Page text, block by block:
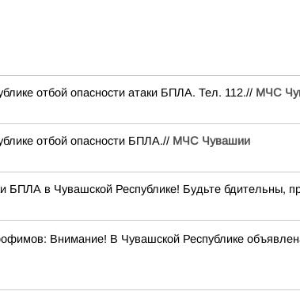
отбой опасности атаки БПЛА. Тел. 112.// МЧС
отбой опасности БПЛА.// МЧС Чувашии
в Чувашской Республике! Будьте бдительны,
Внимание! В Чувашской Республике